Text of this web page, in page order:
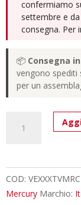
confermiamo
settembre e
consegna.
📦 Consegna
vengono spediti
per un
Coppia
uniti
110x60x36
COD:
Mercury Marchio: